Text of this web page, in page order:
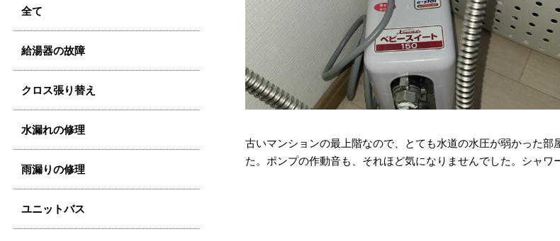
古いマンションの最上階なので、とても水道の水圧が弱かった
た。ポンプの作動音も、それほど気になりませんでした。シャワ
全て
給湯器の故障
クロス張り替え
水漏れの修理
雨漏りの修理
ユニットバス